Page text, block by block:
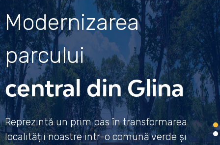
Modernizarea
parcului
central din Glina
Reprezintă un prim pas în transformarea
localității noastre intr-o comună verde și